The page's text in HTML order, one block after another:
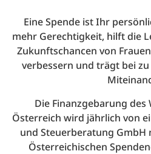
Eine Spende ist Ihr
mehr Gerechtigkeit, hilft die
Zukunftschancen von
verbessern und trägt bei
Die Finanzgebarung des
Österreich wird jährlich von
und Steuerberatung GmbH
Österreichischen